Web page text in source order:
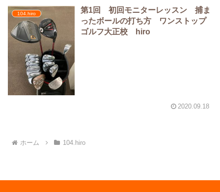
104.hiro
第1回 初回モニターレッスン 捕ま
ったボールの打ち方 ワンストップ
ゴルフ大正校 hiro
2020.09.18
ホーム 104.hiro